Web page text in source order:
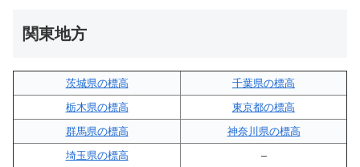
関東地方
茨城県の標高
千葉県の標高
栃木県の標高
東京都の標高
群馬県の標高
神奈川県の標高
埼玉県の標高
–